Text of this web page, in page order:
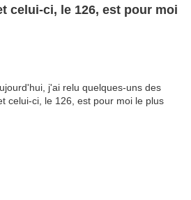
celui-ci, le 126, est pour moi